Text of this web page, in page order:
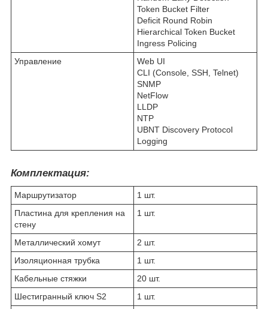
Token Bucket Filter
Deficit Round Robin
Hierarchical Token Bucket
Ingress Policing
Управление
Web UI
CLI (Console, SSH, Telnet)
SNMP
NetFlow
LLDP
NTP
UBNT Discovery Protocol
Logging
Комплектация:
Маршрутизатор
1 шт.
Пластина для крепления на
стену
1 шт.
Металлический хомут
2 шт.
Изоляционная трубка
1 шт.
Кабельные стяжки
20 шт.
Шестигранный ключ S2
1 шт.